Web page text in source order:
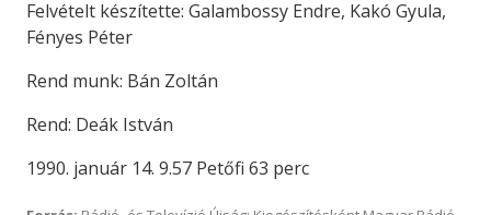
Felvételt készítette: Galambossy Endre, Kakó Gyula,
Fényes Péter
Rend munk: Bán Zoltán
Rend: Deák István
1990. január 14. 9.57 Petőfi 63 perc